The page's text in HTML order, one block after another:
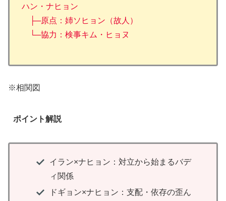
ハン・ナヒョン
├─原点：姉ソヒョン（故人）
└─協力：検事キム・ヒョヌ
※相関図
ポイント解説
イラン×ナヒョン：対立から始まるバデ
ィ関係
ドギョン×ナヒョン：支配・依存の歪ん